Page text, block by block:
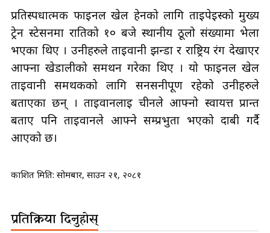
प्रतिस्पर्धात्मक फाइनल खेल हेर्नको लागि ताइपेइस्को मुख्य
ट्रेन स्टेसनमा रातिको १० बजे स्थानीय ठूलो संख्यामा भेला
भएका थिए । उनीहरुले ताइवानी झन्डा र राष्ट्रिय रंग देखाएर
आफ्ना खेडालीको समर्थन गरेका थिए । यो फाइनल खेल
ताइवानी समर्थकको लागि सनसनीपूर्ण रहेको उनीहरुले
बताएका छन् । ताइवानलाई चीनले आफ्नो स्वायत्त प्रान्त
बताए पनि ताइवानले आफ्ने सम्प्रभुता भएको दाबी गर्दै
आएको छ।
प्रकाशित मिति: सोमबार, साउन २१, २०८१
प्रतिक्रिया दिनुहोस्